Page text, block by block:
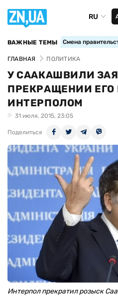
RU
ВАЖНЫЕ ТЕМЫ Смена
ГЛАВНАЯ ПОЛИТИКА
У СААКАШВИЛИ
ПРЕКРАЩЕНИИ ЕГО
ИНТЕРПОЛОМ
31 июля, 2015, 23:05
Поделиться
Интерпол прекратил розыск